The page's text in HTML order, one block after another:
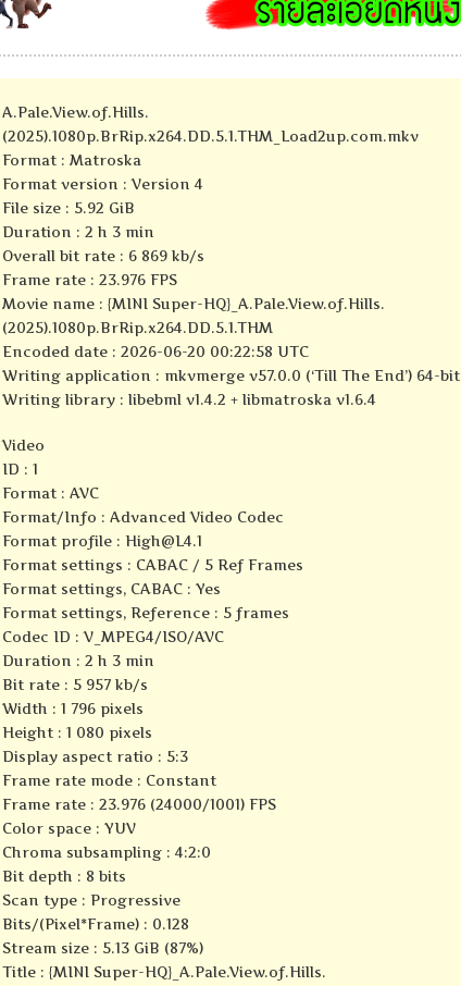
A.Pale.View.of.Hills.
(2025).1080p.BrRip.x264.DD.5.1.THM_Load2up.com.mkv
Format : Matroska
Format version : Version 4
File size : 5.92 GiB
Duration : 2 h 3 min
Overall bit rate : 6 869 kb/s
Frame rate : 23.976 FPS
Movie name : {MINI Super-HQ}_A.Pale.View.of.Hills.
(2025).1080p.BrRip.x264.DD.5.1.THM
Encoded date : 2026-06-20 00:22:58 UTC
Writing application : mkvmerge v57.0.0 (‘Till The End’) 64-bit
Writing library : libebml v1.4.2 + libmatroska v1.6.4
Video
ID : 1
Format : AVC
Format/Info : Advanced Video Codec
Format profile : High@L4.1
Format settings : CABAC / 5 Ref Frames
Format settings, CABAC : Yes
Format settings, Reference : 5 frames
Codec ID : V_MPEG4/ISO/AVC
Duration : 2 h 3 min
Bit rate : 5 957 kb/s
Width : 1 796 pixels
Height : 1 080 pixels
Display aspect ratio : 5:3
Frame rate mode : Constant
Frame rate : 23.976 (24000/1001) FPS
Color space : YUV
Chroma subsampling : 4:2:0
Bit depth : 8 bits
Scan type : Progressive
Bits/(Pixel*Frame) : 0.128
Stream size : 5.13 GiB (87%)
Title : {MINI Super-HQ}_A.Pale.View.of.Hills.